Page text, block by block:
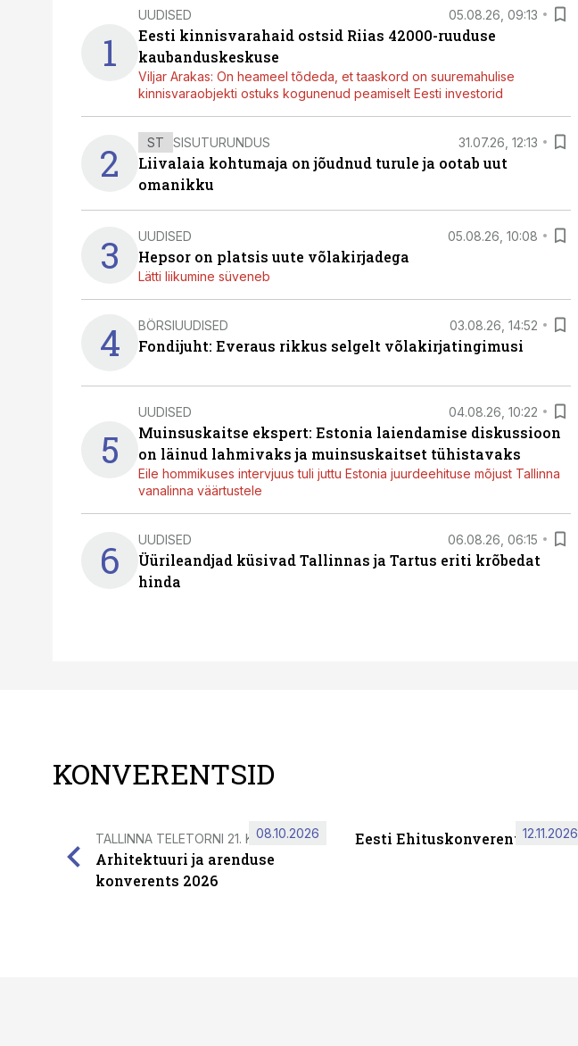
1
UUDISED 05.08.26, 09:13
Eesti kinnisvarahaid ostsid Riias 42000-ruuduse
kaubanduskeskuse
Viljar Arakas: On heameel tõdeda, et taaskord on suuremahulise
kinnisvaraobjekti ostuks kogunenud peamiselt Eesti investorid
2 ST SISUTURUNDUS 31.07.26, 12:13
Liivalaia kohtumaja on jõudnud turule ja ootab uut
omanikku
3 UUDISED 05.08.26, 10:08
Hepsor on platsis uute võlakirjadega
Lätti liikumine süveneb
4 BÖRSIUUDISED 03.08.26, 14:52
Fondijuht: Everaus rikkus selgelt võlakirjatingimusi
5
UUDISED 04.08.26, 10:22
Muinsuskaitse ekspert: Estonia laiendamise diskussioon
on läinud lahmivaks ja muinsuskaitset tühistavaks
Eile hommikuses intervjuus tuli juttu Estonia juurdeehituse mõjust Tallinna
vanalinna väärtustele
6 UUDISED 06.08.26, 06:15
Üürileandjad küsivad Tallinnas ja Tartus eriti krõbedat
hinda
KONVERENTSID
TALLINNA TELETORNI 21. KORRUSEL
Arhitektuuri ja arenduse
konverents 2026
08.10.2026 Eesti Ehituskonverents 2026
12.11.2026